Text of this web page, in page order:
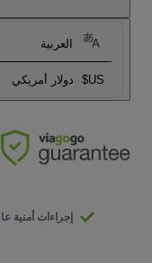
العربية
US$ دولار أمريكي
إجراءات أمنية